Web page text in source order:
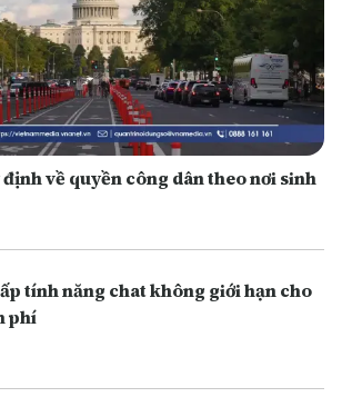
về quyền công dân theo nơi sinh
tính năng chat không giới hạn cho
phí